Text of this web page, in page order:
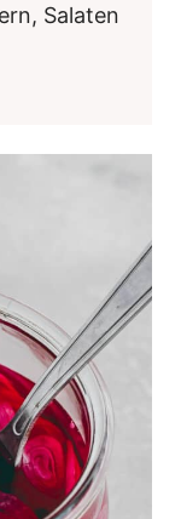
Salaten